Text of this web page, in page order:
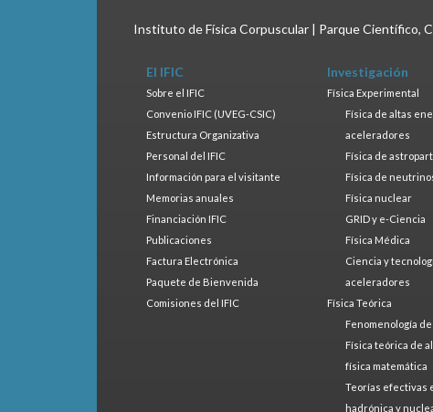
Instituto de Física Corpuscular | Parque Científico,
El IFIC
Sobre el IFIC
Convenio IFIC (UVEG-CSIC)
Estructura Organizativa
Personal del IFIC
Información para el visitante
Memorias anuales
Financiación IFIC
Publicaciones
Factura Electrónica
Paquete de Bienvenida
Comisiones del IFIC
Investigación
Física Experimental
Física de altas
aceleradores
Física de
Física de
Física nuclear
GRID y e-Ciencia
Física Médica
Ciencia y
aceleradores
Física Teórica
Fenomenología
Física teórica de
física matemática
Teorías efectivas
hadrónica y